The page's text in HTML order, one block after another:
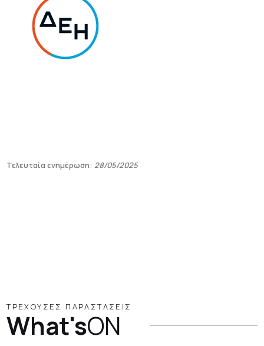
Τελευταία ενημέρωση:28/05/2025
ΤΡΕΧΟΥΣΕΣ ΠΑΡΑΣΤΑΣΕΙΣ
What'sON